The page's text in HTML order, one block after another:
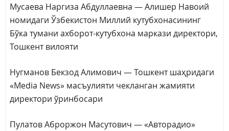
Мусаева Наргиза Абдуллаевна — Алишер Навоий
номидаги Ўзбекистон Миллий кутубхонасининг
Бўка тумани ахборот-кутубхона маркази директори,
Тошкент вилояти
Нугманов Бекзод Алимович — Тошкент шаҳридаги
«Media News» масъулияти чекланган жамияти
директори ўринбосари
Пулатов Аброржон Масутович — «Авторадио»